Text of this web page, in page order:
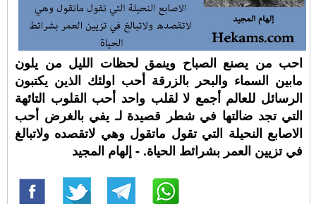
احب من يصنع الصباح وينمق لحظات الليل من يلون
مابين السماء والبحر بالزرقة أحب اولئك الذين يكتبون
الرسائل للعالم أجمع لا لقلب واحد أحب القلوب التائهة
التي تجد ضالتها في شطر قصيدة لـ يفي بالغرض أحب
الاصابع النحيلة التي تقول ماتقول وهي لاتقصده ولاتبالغ
في تزيين العمر بشرائط الحياة. - إلهام المجيد